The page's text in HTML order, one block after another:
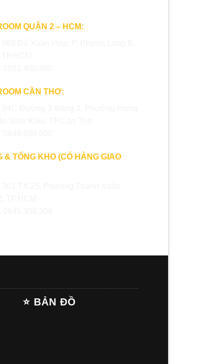
QUẬN 2 – HCM:
CẦN THƠ:
& TỔNG KHO (CÓ HÀNG GIAO
⭐ BẢN ĐỒ